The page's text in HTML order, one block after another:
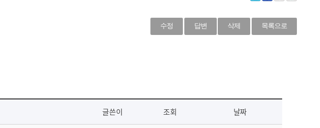
수정 답변 삭제 목록으로
글쓴이 조회 날짜